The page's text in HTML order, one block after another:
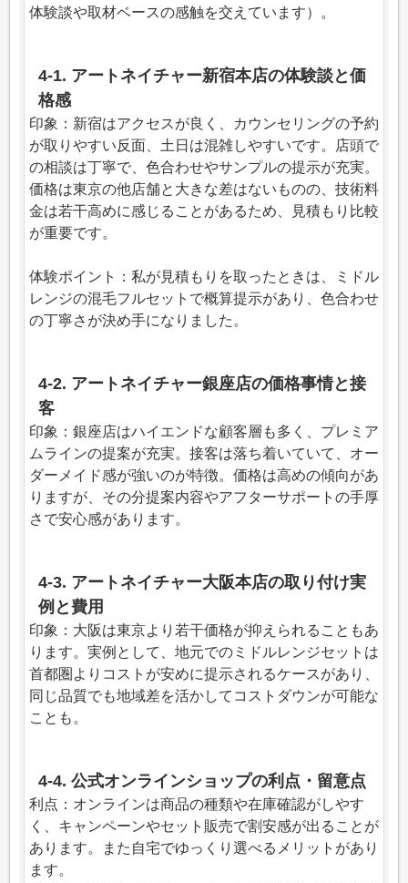
体験談や取材ベースの感触を交えています）。
4-1. アートネイチャー新宿本店の体験談と価
格感
印象：新宿はアクセスが良く、カウンセリングの予約
が取りやすい反面、土日は混雑しやすいです。店頭で
の相談は丁寧で、色合わせやサンプルの提示が充実。
価格は東京の他店舗と大きな差はないものの、技術料
金は若干高めに感じることがあるため、見積もり比較
が重要です。
体験ポイント：私が見積もりを取ったときは、ミドル
レンジの混毛フルセットで概算提示があり、色合わせ
の丁寧さが決め手になりました。
4-2. アートネイチャー銀座店の価格事情と接
客
印象：銀座店はハイエンドな顧客層も多く、プレミア
ムラインの提案が充実。接客は落ち着いていて、オー
ダーメイド感が強いのが特徴。価格は高めの傾向があ
りますが、その分提案内容やアフターサポートの手厚
さで安心感があります。
4-3. アートネイチャー大阪本店の取り付け実
例と費用
印象：大阪は東京より若干価格が抑えられることもあ
ります。実例として、地元でのミドルレンジセットは
首都圏よりコストが安めに提示されるケースがあり、
同じ品質でも地域差を活かしてコストダウンが可能な
ことも。
4-4. 公式オンラインショップの利点・留意点
利点：オンラインは商品の種類や在庫確認がしやす
く、キャンペーンやセット販売で割安感が出ることが
あります。また自宅でゆっくり選べるメリットがあり
ます。